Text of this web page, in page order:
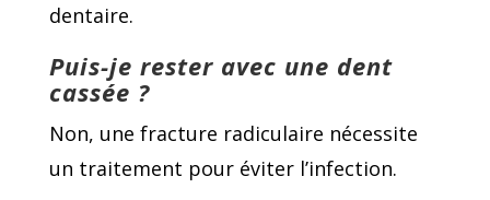
dentaire.
Puis-je rester avec une dent
cassée ?
Non, une fracture radiculaire nécessite
un traitement pour éviter l’infection.